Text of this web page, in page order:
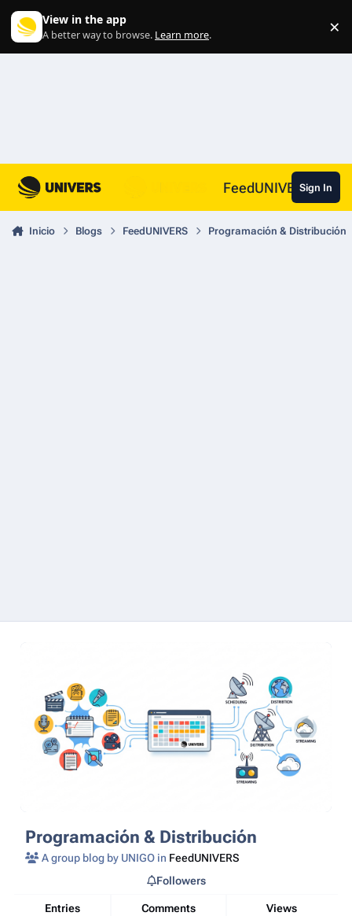
View in the app
A better way to browse. Learn more. ×
FeedUNIVERSSign In
Inicio Blogs FeedUNIVERS Programación & Distribución
Programación & Distribución
A group blog by UNIGO in FeedUNIVERS
Entries
Comments
Views
Followers